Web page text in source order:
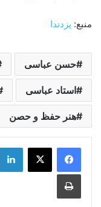
منبع: یزدندا
حسن عباسی
استاد عباسی
هنر حفظ و حصن
چاپ